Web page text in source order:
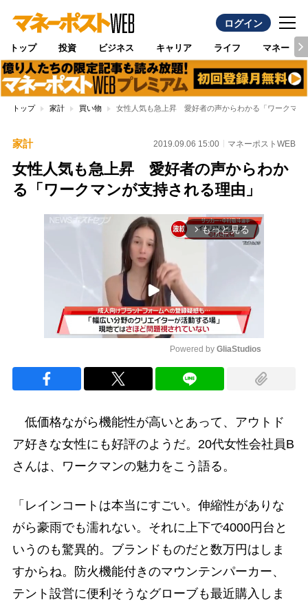
ログイン
トップ 投資 ビジネス キャリア ライフ マネー
トップ 家計 買い物 女性人気も急上昇 愛好者の声からわかる「ワークマン
家計 2019.09.06 15:00 マネーポストWEB
女性人気も急上昇 愛好者の声からわか
る「ワークマンが支持される理由」
arrow_forward_ios もっと見る
Powered by GliaStudios
低価格ながら機能性が高いとあって、アウトド
ア好きな女性にも好評のようだ。20代女性会社員B
さんは、ワークマンの魅力をこう語る。
「レインコートは本当にすごい。伸縮性がありな
がら豪雨でも濡れない。それに上下で4000円台と
いうのも驚異的。ブランドものだと数万円はしま
すからね。防火機能付きのマウンテンパーカー、
テント設営に便利そうなグローブも最近購入しま